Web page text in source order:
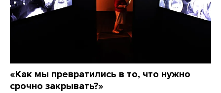
«Как мы превратились в то, что нужно
срочно закрывать?»